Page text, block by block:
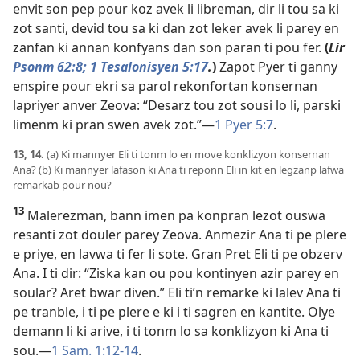
envit son pep pour koz avek li libreman, dir li tou sa ki
zot santi, devid tou sa ki dan zot leker avek li parey en
zanfan ki annan konfyans dan son paran ti pou fer. (Lir
Psonm 62:8; 1 Tesalonisyen 5:17.)Zapot Pyer ti ganny
enspire pour ekri sa parol rekonfortan konsernan
lapriyer anver Zeova: “Desarz tou zot sousi lo li, parski
limenm ki pran swen avek zot.”​—1 Pyer 5:7.
13, 14. (a) Ki mannyer Eli ti tonm lo en move konklizyon konsernan
Ana? (b) Ki mannyer lafason ki Ana ti reponn Eli in kit en legzanp lafwa
remarkab pour nou?
13 Malerezman, bann imen pa konpran lezot ouswa
resanti zot douler parey Zeova. Anmezir Ana ti pe plere
e priye, en lavwa ti fer li sote. Gran Pret Eli ti pe obzerv
Ana. I ti dir: “Ziska kan ou pou kontinyen azir parey en
soular? Aret bwar diven.” Eli ti’n remarke ki lalev Ana ti
pe tranble, i ti pe plere e ki i ti sagren en kantite. Olye
demann li ki arive, i ti tonm lo sa konklizyon ki Ana ti
sou.​—1 Sam. 1:12-14.